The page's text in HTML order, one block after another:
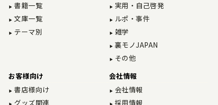
書籍一覧
文庫一覧
テーマ別
実用・自己啓発
ルポ・事件
雑学
裏モノJAPAN
その他
お客様向け
書店様向け
グッズ関連
会社情報
会社情報
採用情報